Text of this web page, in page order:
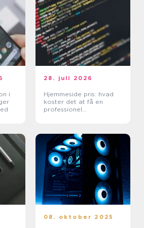
i
28. juli 2026
Hjemmeside pris: hvad
koster det at få en
professionel
08. oktober 2025